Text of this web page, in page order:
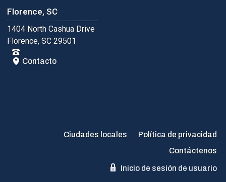
Florence, SC
1404 North Cashua Drive
Florence, SC 29501
Contacto
Ciudades locales
Política de privacidad
Contáctenos
Inicio de sesión de usuario